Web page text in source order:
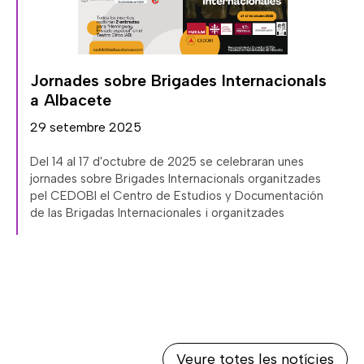
Jornades sobre Brigades Internacionals
a Albacete
29 setembre 2025
Del 14 al 17 d'octubre de 2025 se celebraran unes
jornades sobre Brigades Internacionals organitzades
pel CEDOBI el Centro de Estudios y Documentación
de las Brigadas Internacionales i organitzades
Veure totes les notícies